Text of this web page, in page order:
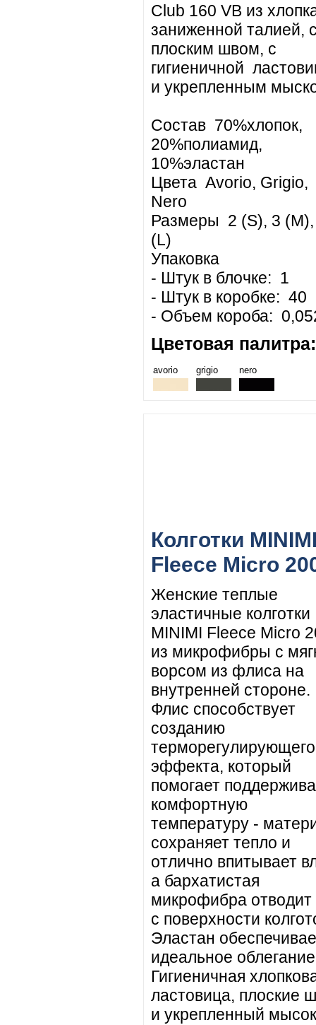
Club 160 VB из
заниженной талией,
плоским швом, с
гигиеничной
и укрепленным
Состав 70%хлопок,
20%полиамид,
10%эластан
Цвета Avorio, Grigio,
Nero
Размеры 2 (S), 3
(L)
Упаковка
- Штук в блочке: 1
- Штук в коробке: 40
- Объем короба:
Цветовая палитра:
avorio grigio nero
Колготки
Fleece Micro
Женские теплые
эластичные колготки
MINIMI Fleece Micro
из микрофибры с
ворсом из флиса на
внутренней стороне.
Флис способствует
созданию
терморегулирующего
эффекта, который
помогает
комфортную
температуру -
сохраняет тепло и
отлично впитывает
а бархатистая
микрофибра отводит
с поверхности
Эластан
идеальное
Гигиеничная
ластовица, плоские
и укрепленный